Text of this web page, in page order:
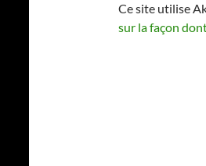
Ce site utilise
sur la façon